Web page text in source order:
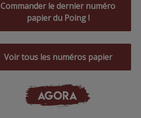
Commander le dernier numéro
papier du Poing !
Voir tous les numéros papier
AGORA